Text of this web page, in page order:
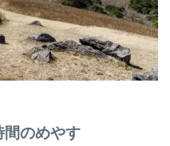
間のめやす